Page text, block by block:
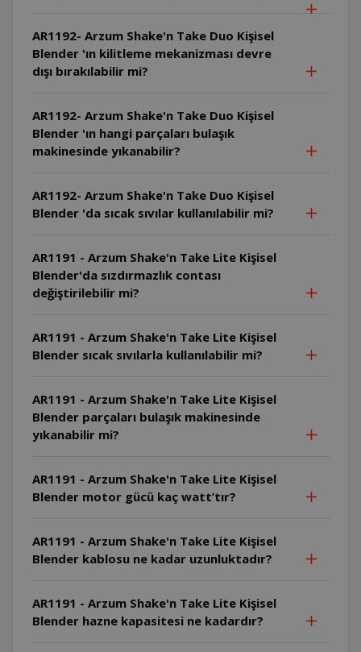
AR1192- Arzum Shake'n Take Duo Kişisel
Blender 'ın kilitleme mekanizması devre
dışı bırakılabilir mi?
AR1192- Arzum Shake'n Take Duo Kişisel
Blender 'ın hangi parçaları bulaşık
makinesinde yıkanabilir?
AR1192- Arzum Shake'n Take Duo Kişisel
Blender 'da sıcak sıvılar kullanılabilir mi?
AR1191 - Arzum Shake'n Take Lite Kişisel
Blender'da sızdırmazlık contası
değiştirilebilir mi?
AR1191 - Arzum Shake'n Take Lite Kişisel
Blender sıcak sıvılarla kullanılabilir mi?
AR1191 - Arzum Shake'n Take Lite Kişisel
Blender parçaları bulaşık makinesinde
yıkanabilir mi?
AR1191 - Arzum Shake'n Take Lite Kişisel
Blender motor gücü kaç watt’tır?
AR1191 - Arzum Shake'n Take Lite Kişisel
Blender kablosu ne kadar uzunluktadır?
AR1191 - Arzum Shake'n Take Lite Kişisel
Blender hazne kapasitesi ne kadardır?